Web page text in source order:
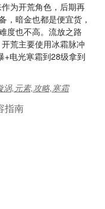
为开荒角色，后期再
，暗金也都是便宜货，
度也不高。流放之路
荒主要使用冰霜脉冲
+电光寒霜到28级拿到
涡,元素,攻略,寒霜